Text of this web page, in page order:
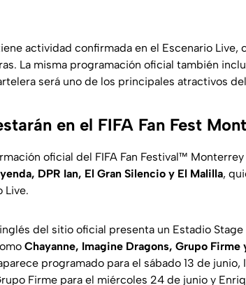
actividad confirmada en el Escenario Live,
La misma programación oficial también
será uno de los principales atractivos
en el FIFA Fan Fest
oficial del FIFA Fan Festival™
DPR Ian, El Gran Silencio y El Malilla,
Live.
del sitio oficial presenta un Estadio
Chayanne, Imagine Dragons, Grupo Firme
programado para el sábado 13 de junio,
Firme para el miércoles 24 de junio y